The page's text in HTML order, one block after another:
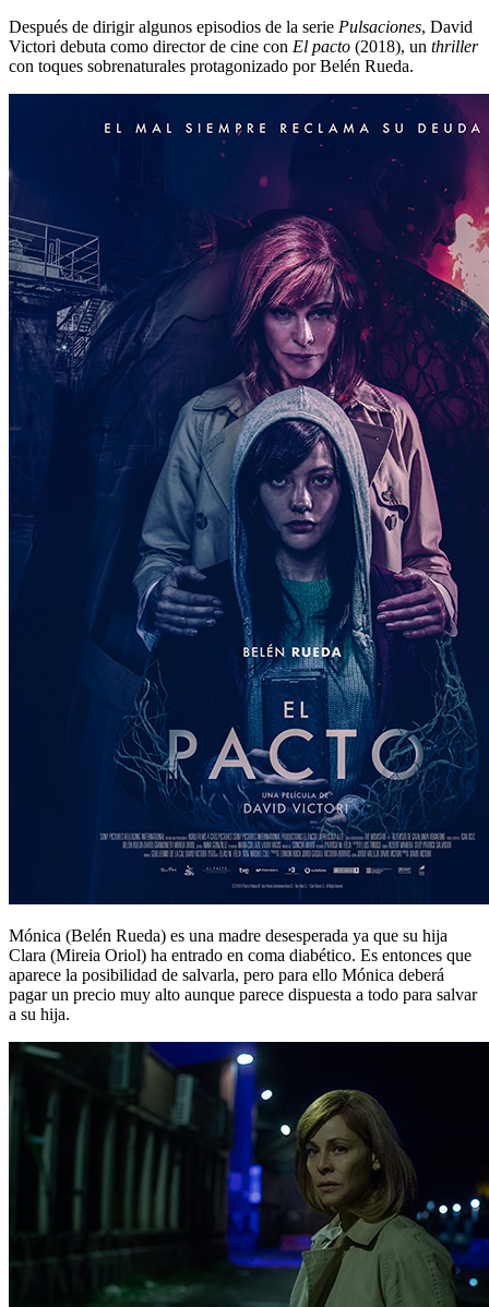
Después de dirigir algunos episodios de la serie Pulsaciones, David
Victori debuta como director de cine con El pacto (2018), un thriller
con toques sobrenaturales protagonizado por Belén Rueda.
Mónica (Belén Rueda) es una madre desesperada ya que su hija
Clara (Mireia Oriol) ha entrado en coma diabético. Es entonces que
aparece la posibilidad de salvarla, pero para ello Mónica deberá
pagar un precio muy alto aunque parece dispuesta a todo para salvar
a su hija.